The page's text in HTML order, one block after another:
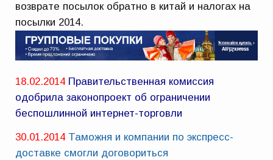
возврате посылок обратно в китай и налогах на
посылки 2014.
18.02.2014 Правительственная комиссия
одобрила законопроект об ограничении
беспошлинной интернет-торговли
30.01.2014 Таможня и компании по экспресс-
доставке смогли договориться